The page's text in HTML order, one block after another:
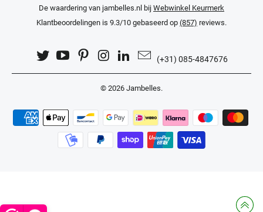
De waardering van jambelles.nl bij Webwinkel Keurmerk
Klantbeoordelingen is 9.3/10 gebaseerd op (857) reviews.
(+31) 085-4847676
© 2026 Jambelles.